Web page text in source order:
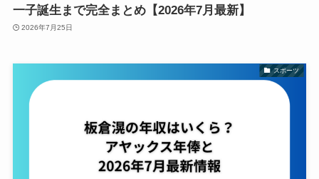
一子誕生まで完全まとめ【2026年7月最新】
2026年7月25日
スポーツ